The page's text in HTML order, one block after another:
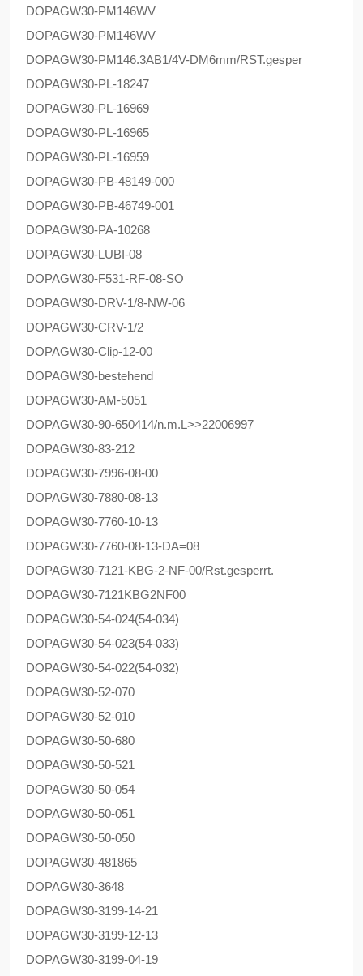
DOPAGW30-PM146WV
DOPAGW30-PM146WV
DOPAGW30-PM146.3AB1/4V-DM6mm/RST.gesper
DOPAGW30-PL-18247
DOPAGW30-PL-16969
DOPAGW30-PL-16965
DOPAGW30-PL-16959
DOPAGW30-PB-48149-000
DOPAGW30-PB-46749-001
DOPAGW30-PA-10268
DOPAGW30-LUBI-08
DOPAGW30-F531-RF-08-SO
DOPAGW30-DRV-1/8-NW-06
DOPAGW30-CRV-1/2
DOPAGW30-Clip-12-00
DOPAGW30-bestehend
DOPAGW30-AM-5051
DOPAGW30-90-650414/n.m.L>>22006997
DOPAGW30-83-212
DOPAGW30-7996-08-00
DOPAGW30-7880-08-13
DOPAGW30-7760-10-13
DOPAGW30-7760-08-13-DA=08
DOPAGW30-7121-KBG-2-NF-00/Rst.gesperrt.
DOPAGW30-7121KBG2NF00
DOPAGW30-54-024(54-034)
DOPAGW30-54-023(54-033)
DOPAGW30-54-022(54-032)
DOPAGW30-52-070
DOPAGW30-52-010
DOPAGW30-50-680
DOPAGW30-50-521
DOPAGW30-50-054
DOPAGW30-50-051
DOPAGW30-50-050
DOPAGW30-481865
DOPAGW30-3648
DOPAGW30-3199-14-21
DOPAGW30-3199-12-13
DOPAGW30-3199-04-19